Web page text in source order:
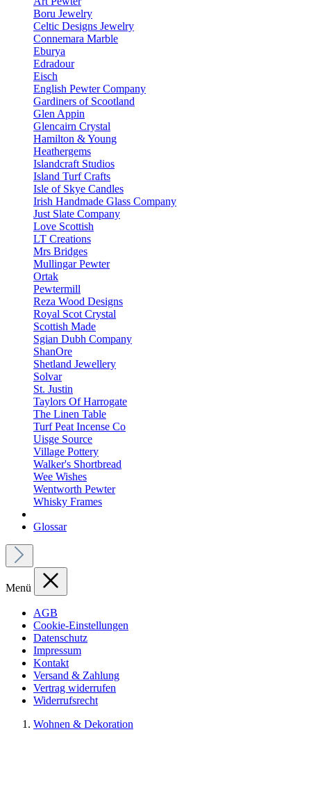
Boru Jewelry
Celtic Designs Jewelry
Connemara Marble
Eburya
Edradour
Eisch
English Pewter Company
Gardiners of Scootland
Glen Appin
Glencairn Crystal
Hamilton & Young
Heathergems
Islandcraft Studios
Island Turf Crafts
Isle of Skye Candles
Irish Handmade Glass Company
Just Slate Company
Love Scottish
LT Creations
Mrs Bridges
Mullingar Pewter
Ortak
Pewtermill
Reza Wood Designs
Royal Scot Crystal
Scottish Made
Sgian Dubh Company
ShanOre
Shetland Jewellery
Solvar
St. Justin
Taylors Of Harrogate
The Linen Table
Turf Peat Incense Co
Uisge Source
Village Pottery
Walker's Shortbread
Wee Wishes
Wentworth Pewter
Whisky Frames
Glossar
Menü
AGB
Cookie-Einstellungen
Datenschutz
Impressum
Kontakt
Versand & Zahlung
Vertrag widerrufen
Widerrufsrecht
Wohnen & Dekoration